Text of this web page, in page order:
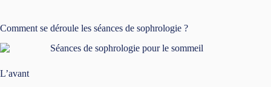
Comment se déroule les séances de sophrologie ?
L’avant